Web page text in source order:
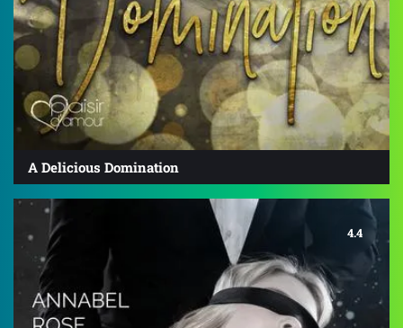
A Delicious Domination
4.4